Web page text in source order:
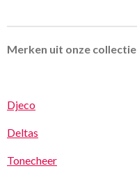
Merken uit onze collectie
Djeco
Deltas
Tonecheer